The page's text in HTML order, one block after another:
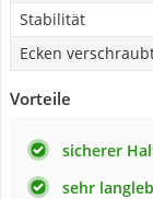
Stabilität
Ecken
Vorteile
sicherer
sehr